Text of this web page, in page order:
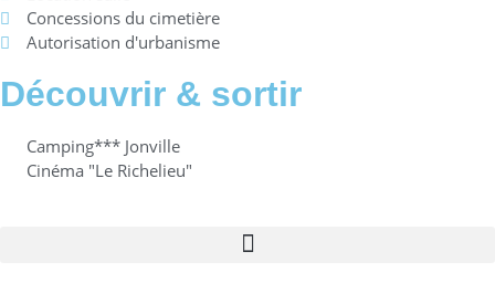
Concessions du cimetière
Autorisation d'urbanisme
Découvrir & sortir
Camping*** Jonville
Cinéma "Le Richelieu"